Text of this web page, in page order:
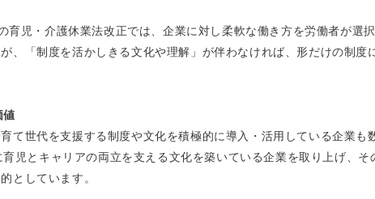
育児・介護休業法改正では、企業に対し柔軟な働き方を労働者が選
、「制度を活かしきる文化や理解」が伴わなければ、形だけの制度
値
て世代を支援する制度や文化を積極的に導入・活用している企業も
児とキャリアの両立を支える文化を築いている企業を取り上げ、そ
としています。